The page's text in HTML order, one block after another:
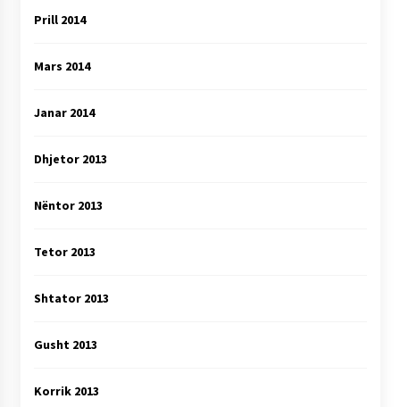
Prill 2014
Mars 2014
Janar 2014
Dhjetor 2013
Nëntor 2013
Tetor 2013
Shtator 2013
Gusht 2013
Korrik 2013